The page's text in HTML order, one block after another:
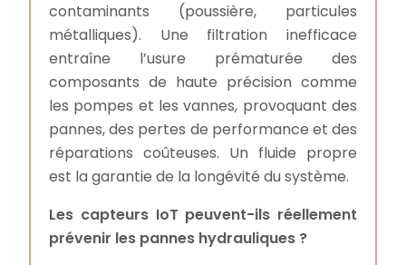
contaminants (poussière, particules
métalliques). Une filtration inefficace
entraîne l’usure prématurée des
composants de haute précision comme
les pompes et les vannes, provoquant des
pannes, des pertes de performance et des
réparations coûteuses. Un fluide propre
est la garantie de la longévité du système.
Les capteurs IoT peuvent-ils réellement
prévenir les pannes hydrauliques ?